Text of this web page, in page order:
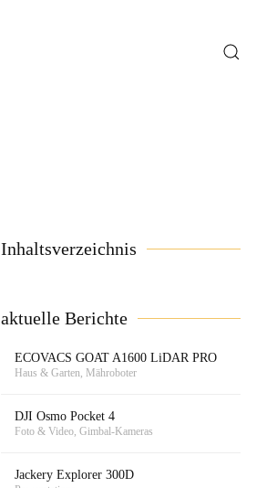
Inhaltsverzeichnis
aktuelle Berichte
ECOVACS GOAT A1600 LiDAR PRO
Haus & Garten, Mähroboter
DJI Osmo Pocket 4
Foto & Video, Gimbal-Kameras
Jackery Explorer 300D